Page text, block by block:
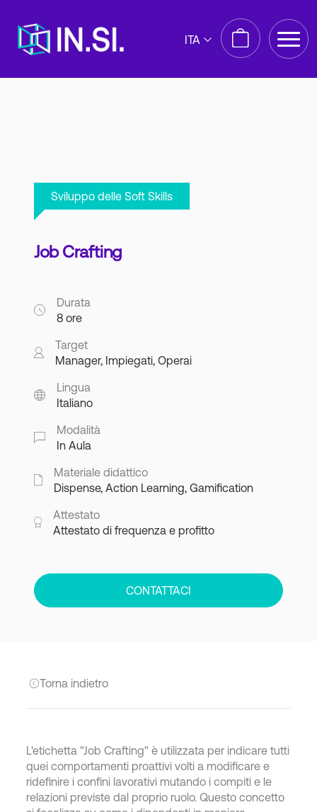
Sviluppo delle Soft Skills
Job Crafting
Durata
8 ore
Target
Manager, Impiegati, Operai
Lingua
Italiano
Modalità
In Aula
Materiale didattico
Dispense, Action Learning, Gamification
Attestato
Attestato di frequenza e profitto
CONTATTACI
Torna indietro
L'etichetta "Job Crafting" è utilizzata per indicare tutti
quei comportamenti proattivi volti a modificare e
ridefinire i confini lavorativi mutando i compiti e le
relazioni previste dal proprio ruolo. Questo concetto
ITA